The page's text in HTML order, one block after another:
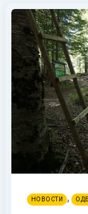
НОВОСТИ ,